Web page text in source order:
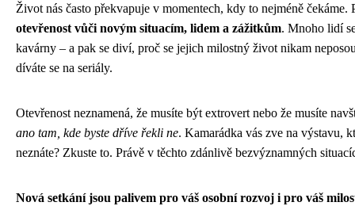
Život nás často překvapuje v momentech, kdy to nejméně
otevřenost vůči novým situacím, lidem a zážitkům. Mnoho lidí
kavárny – a pak se diví, proč se jejich milostný život nikam
díváte se na seriály.
Otevřenost neznamená, že musíte být extrovert nebo že musíte
ano tam, kde byste dříve řekli ne. Kamarádka vás zve na výstavu,
neznáte? Zkuste to. Právě v těchto zdánlivě bezvýznamných
Nová setkání jsou palivem pro váš osobní rozvoj i pro váš